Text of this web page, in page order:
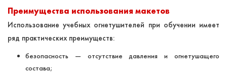
Преимущества использования макетов
Использование учебных огнетушителей при обучении имеет
ряд практических преимуществ:
безопасность — отсутствие давления и огнетушащего
состава;